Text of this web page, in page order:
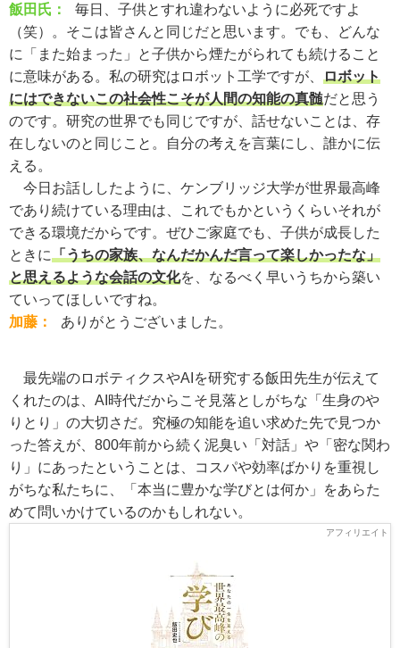
飯田氏：
毎日、子供とすれ違わないように必死ですよ
（笑）。そこは皆さんと同じだと思います。でも、どんな
に「また始まった」と子供から煙たがられても続けること
に意味がある。私の研究はロボット工学ですが、 ロボット
にはできないこの社会性こそが人間の知能の真髄だと思う
のです。研究の世界でも同じですが、話せないことは、存
在しないのと同じこと。自分の考えを言葉にし、誰かに伝
える。
今日お話ししたように、ケンブリッジ大学が世界最高峰
であり続けている理由は、これでもかというくらいそれが
できる環境だからです。ぜひご家庭でも、子供が成長した
ときに「うちの家族、なんだかんだ言って楽しかったな」
と思えるような会話の文化を、なるべく早いうちから築い
ていってほしいですね。
加藤：
ありがとうございました。
最先端のロボティクスやAIを研究する飯田先生が伝えて
くれたのは、AI時代だからこそ見落としがちな「生身のや
りとり」の大切さだ。究極の知能を追い求めた先で見つか
った答えが、800年前から続く泥臭い「対話」や「密な関わ
り」にあったということは、コスパや効率ばかりを重視し
がちな私たちに、「本当に豊かな学びとは何か」をあらた
めて問いかけているのかもしれない。